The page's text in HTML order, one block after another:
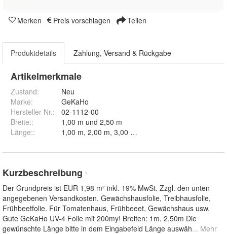
Merken Preis vorschlagen Teilen
Produktdetails Zahlung, Versand & Rückgabe
Artikelmerkmale
Zustand:
Neu
Marke:
GeKaHo
Hersteller Nr.:
02-1112-00
Breite::
1,00 m und 2,50 m
Länge:: 1,00 m, 2,00 m, 3,00 m, 4,00 m, 5,00 m, 6,00 m,
Kurzbeschreibung *
Der Grundpreis ist EUR 1,98 m² inkl. 19% MwSt. Zzgl. den unten
angegebenen Versandkosten. Gewächshausfolie, Treibhausfolie,
Frühbeetfolie. Für Tomatenhaus, Frühbeeet, Gewächshaus usw.
Gute GeKaHo UV-4 Folie mit 200my! Breiten: 1m, 2,50m Die
gewünschte Länge bitte in dem Eingabefeld Länge auswäh... Mehr